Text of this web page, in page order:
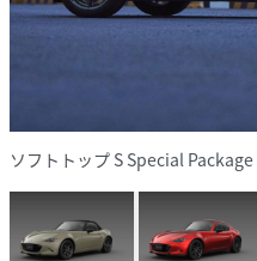
ソフトトップ S Special Package